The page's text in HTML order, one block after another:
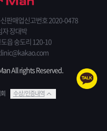
판매업신고번호 2020-0478
자 장대박
읍 숭도리 120-10
All rights Reserved.
수상/인증내역